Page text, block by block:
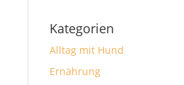
Kategorien
Alltag mit Hund
Ernährung